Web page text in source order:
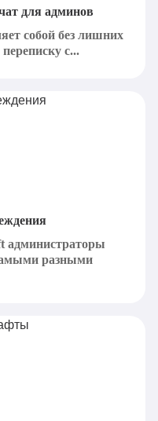
для админов
собой без лишних
с...
администраторы
разными